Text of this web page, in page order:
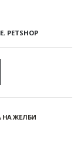
, PETSHOP
ЖЕЛБИ